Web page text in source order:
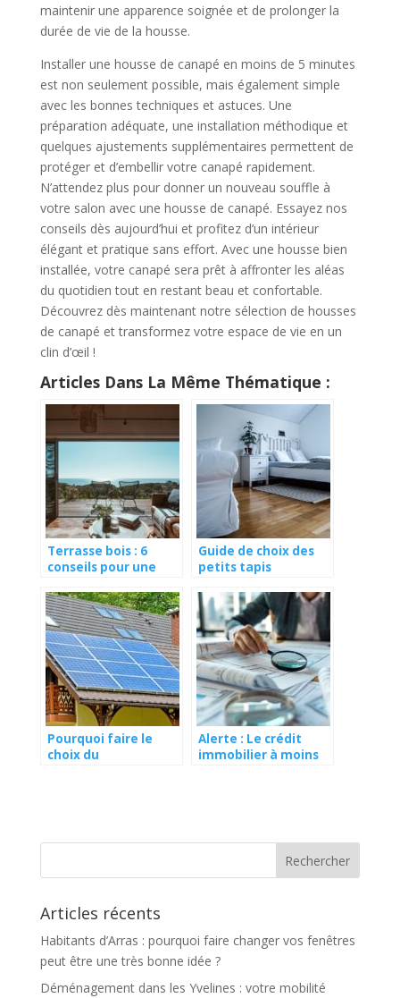
maintenir une apparence soignée et de prolonger la
durée de vie de la housse.
Installer une housse de canapé en moins de 5 minutes
est non seulement possible, mais également simple
avec les bonnes techniques et astuces. Une
préparation adéquate, une installation méthodique et
quelques ajustements supplémentaires permettent de
protéger et d’embellir votre canapé rapidement.
N’attendez plus pour donner un nouveau souffle à
votre salon avec une housse de canapé. Essayez nos
conseils dès aujourd’hui et profitez d’un intérieur
élégant et pratique sans effort. Avec une housse bien
installée, votre canapé sera prêt à affronter les aléas
du quotidien tout en restant beau et confortable.
Découvrez dès maintenant notre sélection de housses
de canapé et transformez votre espace de vie en un
clin d’œil !
Articles Dans La Même Thématique :
Terrasse bois : 6
conseils pour une
durable
Guide de choix des
petits tapis
Pourquoi faire le
choix du
Alerte : Le crédit
immobilier à moins
Articles récents
Habitants d’Arras : pourquoi faire changer vos fenêtres
peut être une très bonne idée ?
Déménagement dans les Yvelines : votre mobilité